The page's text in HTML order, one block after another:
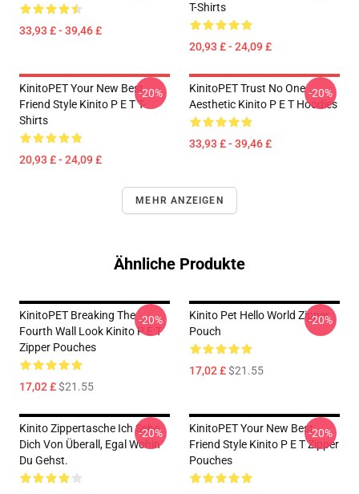
33,93 £ - 39,46 £
T-Shirts
20,93 £ - 24,09 £
KinitoPET Your New Best
Friend Style Kinito P E T T-
Shirts
20,93 £ - 24,09 £
-20%
KinitoPET Trust No One
Aesthetic Kinito P E T Hoodies
33,93 £ - 39,46 £
-20%
MEHR ANZEIGEN
Ähnliche Produkte
KinitoPET Breaking The
Fourth Wall Look Kinito P E T
Zipper Pouches
17,02 £$21.55
-20%
Kinito Pet Hello World Zipper
Pouch
17,02 £$21.55
-20%
Kinito Zippertasche Ich Sehe
Dich Von Überall, Egal Wohin
Du Gehst.
-20%
KinitoPET Your New Best
Friend Style Kinito P E T Zipper
Pouches
-20%